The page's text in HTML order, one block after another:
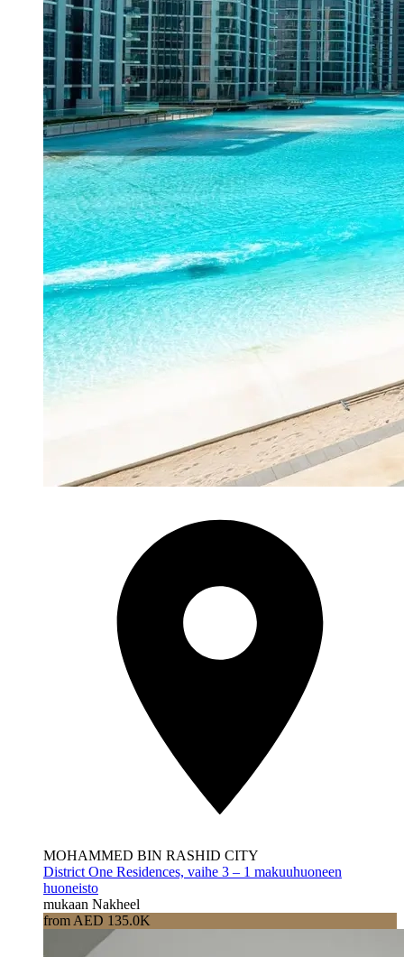
MOHAMMED BIN RASHID CITY
District One Residences, vaihe 3 – 1 makuuhuoneen
huoneisto
mukaan Nakheel
from AED 135.0K